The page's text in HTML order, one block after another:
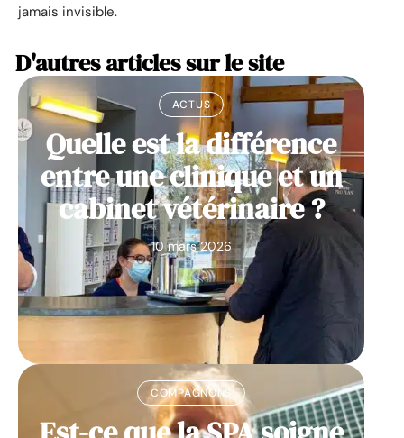
jamais invisible.
D'autres articles sur le site
ACTUS
Quelle est la différence
entre une clinique et un
cabinet vétérinaire ?
10 mars 2026
COMPAGNONS